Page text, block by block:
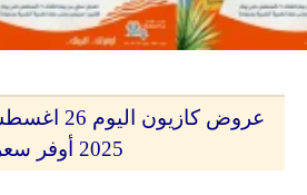
2025 أوفر سعر